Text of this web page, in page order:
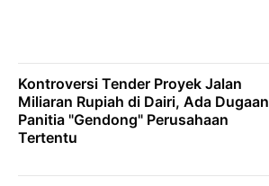
Kontroversi Tender Proyek Jalan
Miliaran Rupiah di Dairi, Ada Dugaan
Panitia "Gendong" Perusahaan
Tertentu